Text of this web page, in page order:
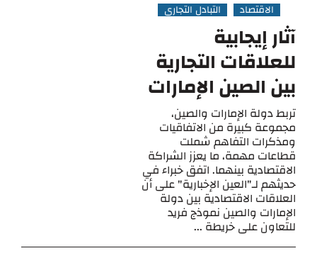
الاقتصاد التبادل التجاري
آثار إيجابية
للعلاقات التجارية
بين الصين الإمارات
تربط دولة الإمارات والصين،
مجموعة كبيرة من الاتفاقيات
ومذكرات التفاهم شملت
قطاعات مهمة، ما يعزز الشراكة
الاقتصادية بينهما. اتفق خبراء في
حديثهم لـ"العين الإخبارية" على أن
العلاقات الاقتصادية بين دولة
الإمارات والصين نموذج فريد
للتعاون على خريطة ...